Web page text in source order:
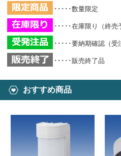
･････数量限定
･････在庫限り（終売
･････要納期確認（受
･････販売終了品
おすすめ商品